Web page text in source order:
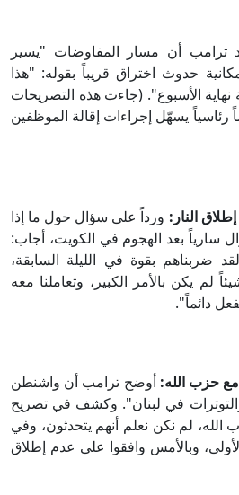
من كفر مندا
ترامب أن مسار المفاوضات "يسير
حدوث اختراق قريباً بقوله: "هذا
الأسبوع". (جاءت هذه التصريحات
يسهّل إجراءات إقالة الموظفين
النار: ورداً على سؤال حول ما إذا
سارياً بعد الهجوم في الكويت، أجاب:
بقوة في الليلة السابقة،
لم يكن بالأمر الكبير، وتعاملنا معه
دائماً".
حزب الله: أوضح ترامب أن واشنطن
في لبنان". وكشف في تصريح
لم نكن نعلم أنهم يتحدثون، وفي
وبالأمس وافقوا على عدم إطلاق